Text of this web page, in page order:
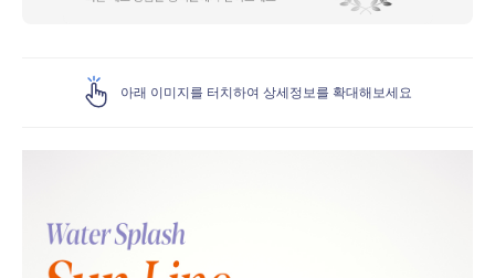
아래 이미지를 터치하여 상세정보를 확대해보세요